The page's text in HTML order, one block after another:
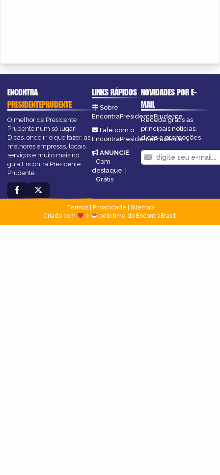
ENCONTRA
PRESIDENTEPRUDENTE
O melhor de Presidente
Prudente num só lugar!
Dicas, onde ir, o que fazer, as
melhores empresas, locais,
serviços e muito mais no
guia Encontra Presidente
Prudente.
LINKS RÁPIDOS
Sobre
EncontraPresidentePrudente
Fale com o
EncontraPresidentePrudente
ANUNCIE:
Com
destaque |
Grátis
NOVIDADES POR E-
MAIL
Receba grátis as
principais notícias,
dicas e promoções
Termos| Privacidade
Sitemap
Criado com
e pelo time do EncontraBrasil